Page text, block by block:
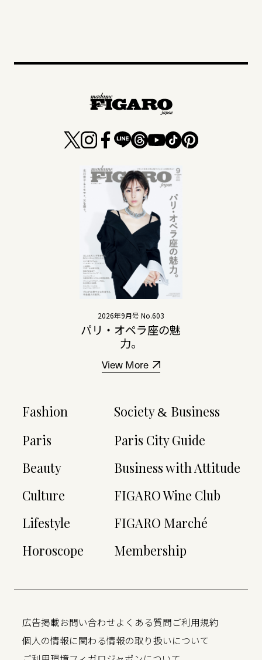
2026年9月号 No.603
パリ・オペラ座の魅
力。
View More
Fashion
Paris
Beauty
Culture
Lifestyle
Horoscope
Society& Business
Paris City Guide
Business with Attitude
FIGARO Wine Club
FIGARO Marché
Membership
広告掲載お問い合わせよくある質問ご利用規約
個人の情報に関わる情報の取り扱いについて